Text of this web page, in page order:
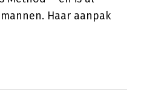
Haar aanpak